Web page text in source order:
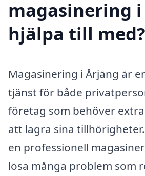
magasinering
hjälpa till med?
Magasinering i Årjäng är
tjänst för både
företag som behöver
att lagra sina
en professionell
lösa många problem som